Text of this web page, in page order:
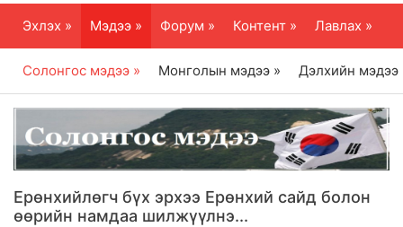
Эхлэх » Мэдээ » Форум » Контент » Лавлах »
Солонгос мэдээ » Монголын мэдээ » Дэлхийн мэдээ
Ерөнхийлөгч бүх эрхээ Ерөнхий сайд болон
өөрийн намдаа шилжүүлнэ...